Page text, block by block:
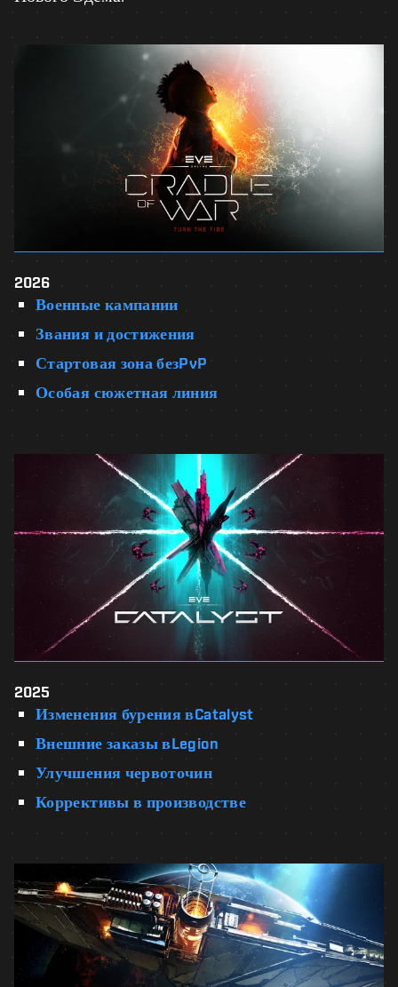
2026
Военные кампании
Звания и достижения
Стартовая зона безPvP
Особая сюжетная линия
2025
Изменения бурения вCatalyst
Внешние заказы вLegion
Улучшения червоточин
Коррективы в производстве